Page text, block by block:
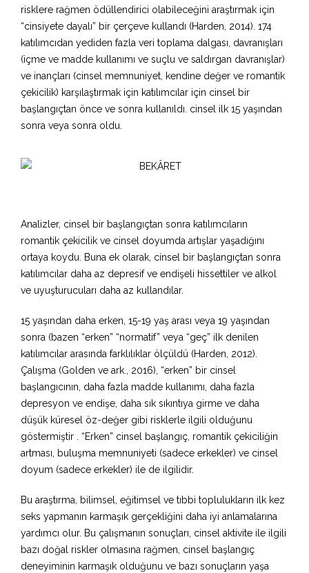
risklere rağmen ödüllendirici olabileceğini araştırmak için
“cinsiyete dayalı” bir çerçeve kullandı (Harden, 2014). 174
katılımcıdan yediden fazla veri toplama dalgası, davranışları
(içme ve madde kullanımı ve suçlu ve saldırgan davranışlar)
ve inançları (cinsel memnuniyet, kendine değer ve romantik
çekicilik) karşılaştırmak için katılımcılar için cinsel bir
başlangıçtan önce ve sonra kullanıldı. cinsel ilk 15 yaşından
sonra veya sonra oldu.
Analizler, cinsel bir başlangıçtan sonra katılımcıların
romantik çekicilik ve cinsel doyumda artışlar yaşadığını
ortaya koydu. Buna ek olarak, cinsel bir başlangıçtan sonra
katılımcılar daha az depresif ve endişeli hissettiler ve alkol
ve uyuşturucuları daha az kullandılar.
15 yaşından daha erken, 15-19 yaş arası veya 19 yaşından
sonra (bazen “erken” “normatif” veya “geç” ilk denilen
katılımcılar arasında farklılıklar ölçüldü (Harden, 2012).
Çalışma (Golden ve ark., 2016), “erken” bir cinsel
başlangıcının, daha fazla madde kullanımı, daha fazla
depresyon ve endişe, daha sık sıkıntıya girme ve daha
düşük küresel öz-değer gibi risklerle ilgili olduğunu
göstermiştir . “Erken” cinsel başlangıç, romantik çekiciliğin
artması, buluşma memnuniyeti (sadece erkekler) ve cinsel
doyum (sadece erkekler) ile de ilgilidir.
Bu araştırma, bilimsel, eğitimsel ve tıbbi toplulukların ilk kez
seks yapmanın karmaşık gerçekliğini daha iyi anlamalarına
yardımcı olur. Bu çalışmanın sonuçları, cinsel aktivite ile ilgili
bazı doğal riskler olmasına rağmen, cinsel başlangıç ​​
deneyiminin karmaşık olduğunu ve bazı sonuçların yaşa